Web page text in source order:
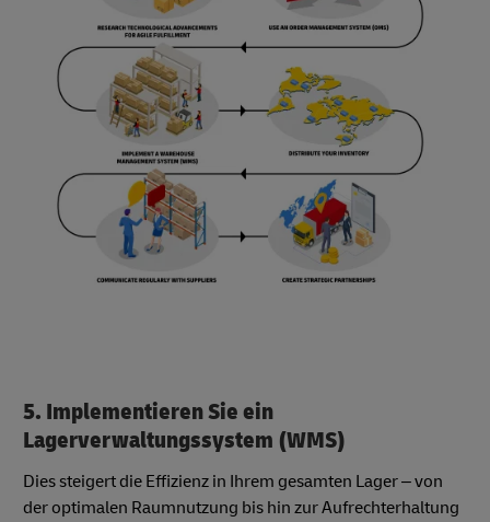
5. Implementieren Sie ein
Lagerverwaltungssystem (WMS)
Dies steigert die Effizienz in Ihrem gesamten Lager – von
der optimalen Raumnutzung bis hin zur Aufrechterhaltung